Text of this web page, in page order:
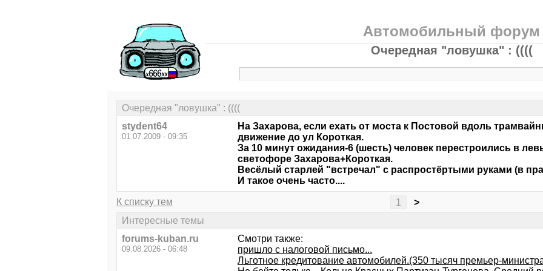
Автомобильный форум
Очередная "ловушка" : ((((
Очередная "ловушка" : ((((
stydent64
01.07.2009 - 09:35
На Захарова, если ехать от моста к Постовой вдоль
движение до ул Короткая.
За 10 минут ожидания-6 (шесть) человек перестроились в
светофоре Захарова+Короткая.
Весёлый старлей "встречал" с распростёртыми руками (в
И такое очень часто....
К списку тем 1
>
Интересные темы
forums-kuban.ru
09.08.2026 - 06:48
Смотри также:
пришло с налоговой письмо...
Льготное кредитование автомобилей.(350 тысяч премьер-